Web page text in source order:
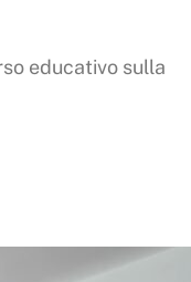
educativo sulla